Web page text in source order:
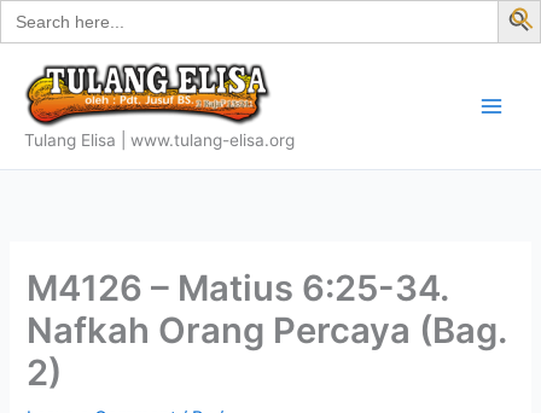
Search
for:
Skip
to
content
Tulang Elisa | www.tulang-elisa.org
M4126 – Matius 6:25-34.
Nafkah Orang Percaya (Bag.
2)